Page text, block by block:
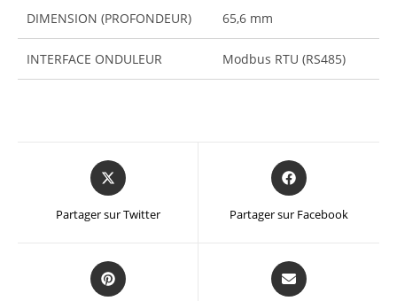
DIMENSION (PROFONDEUR) 65,6 mm
INTERFACE ONDULEUR Modbus RTU (RS485)
Partager sur Twitter Partager sur Facebook